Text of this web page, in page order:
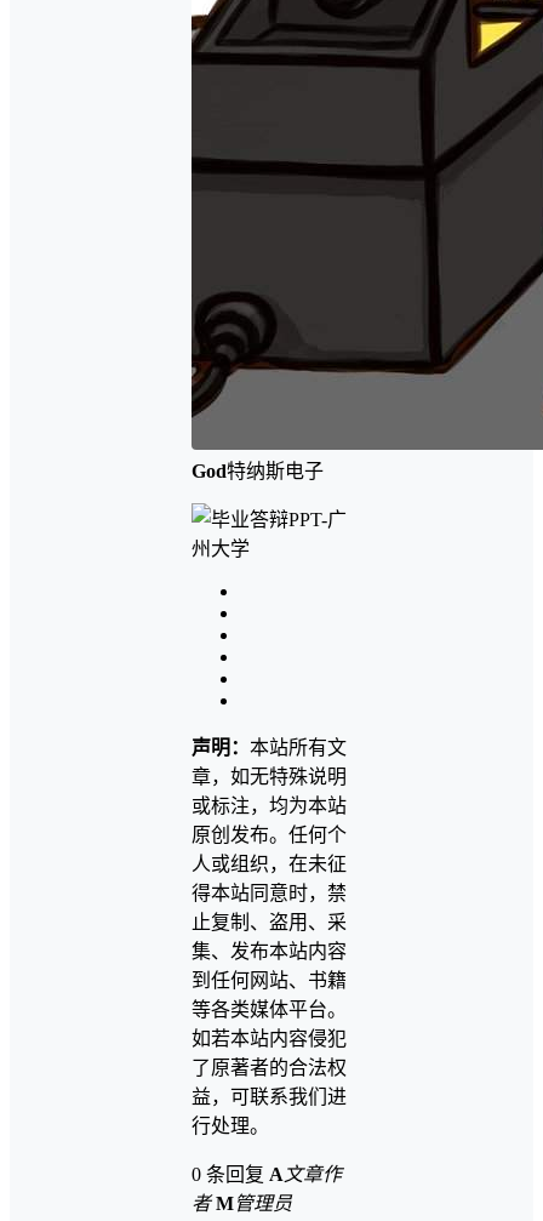
God特纳斯电子
声明： 本站所有文
章，如无特殊说明
或标注，均为本站
原创发布。任何个
人或组织，在未征
得本站同意时，禁
止复制、盗用、采
集、发布本站内容
到任何网站、书籍
等各类媒体平台。
如若本站内容侵犯
了原著者的合法权
益，可联系我们进
行处理。
0 条回复 A 文章作
者 M管理员